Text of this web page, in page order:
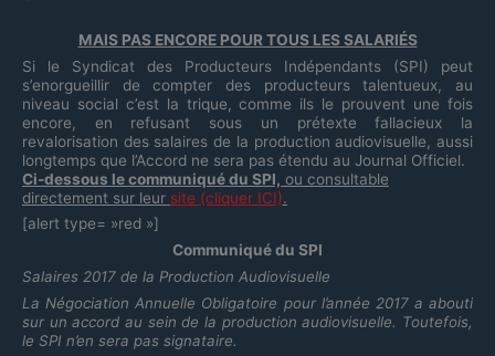
MAIS PAS ENCORE POUR TOUS LES SALARIÉS
Si le Syndicat des Producteurs Indépendants (SPI) peut
s’enorgueillir de compter des producteurs talentueux, au
niveau social c’est la trique, comme ils le prouvent une fois
encore, en refusant sous un prétexte fallacieux la
revalorisation des salaires de la production audiovisuelle, aussi
longtemps que l’Accord ne sera pas étendu au Journal Officiel.
Ci-dessous le communiqué du SPI, ou consultable
directement sur leur site (cliquer ICI).
[alert type= »red »]
Communiqué du SPI
Salaires 2017 de la Production Audiovisuelle
La Négociation Annuelle Obligatoire pour l’année 2017 a abouti
sur un accord au sein de la production audiovisuelle. Toutefois,
le SPI n’en sera pas signataire.